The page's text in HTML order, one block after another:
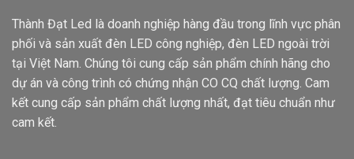
Thành Đạt Led là doanh nghiệp hàng đầu trong lĩnh vực phân
phối và sản xuất đèn LED công nghiệp, đèn LED ngoài trời
tại Việt Nam. Chúng tôi cung cấp sản phẩm chính hãng cho
dự án và công trình có chứng nhận CO CQ chất lượng. Cam
kết cung cấp sản phẩm chất lượng nhất, đạt tiêu chuẩn như
cam kết.